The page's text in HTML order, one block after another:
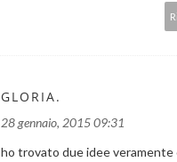
GLORIA.
28 gennaio, 2015 09:31
ho trovato due idee veramente